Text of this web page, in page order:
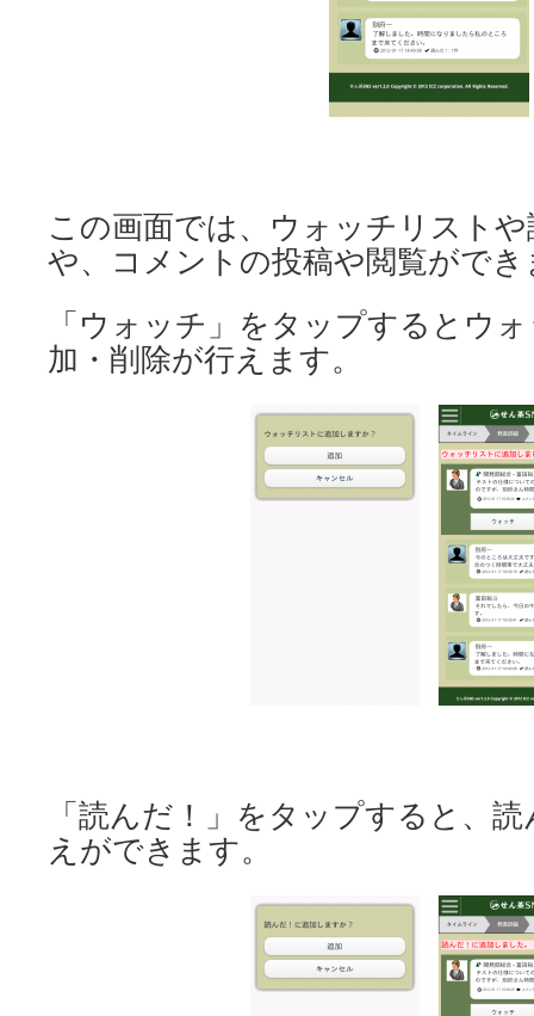
この画面では、ウォッチリスト
や、コメントの投稿や閲覧ができ
「ウォッチ」をタップするとウ
加・削除が行えます。
「読んだ！」をタップすると、
えができます。